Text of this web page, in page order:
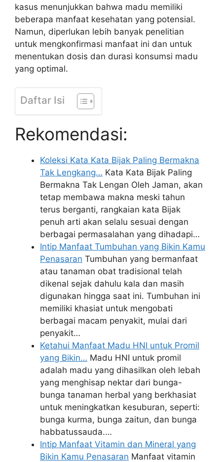
kasus menunjukkan bahwa madu memiliki
beberapa manfaat kesehatan yang potensial.
Namun, diperlukan lebih banyak penelitian
untuk mengkonfirmasi manfaat ini dan untuk
menentukan dosis dan durasi konsumsi madu
yang optimal.
Daftar Isi
Rekomendasi:
Koleksi Kata Kata Bijak Paling Bermakna
Tak Lengkang… Kata Kata Bijak Paling
Bermakna Tak Lengan Oleh Jaman, akan
tetap membawa makna meski tahun
terus berganti, rangkaian kata Bijak
penuh arti akan selalu sesuai dengan
berbagai permasalahan yang dihadapi…
Intip Manfaat Tumbuhan yang Bikin Kamu
Penasaran Tumbuhan yang bermanfaat
atau tanaman obat tradisional telah
dikenal sejak dahulu kala dan masih
digunakan hingga saat ini. Tumbuhan ini
memiliki khasiat untuk mengobati
berbagai macam penyakit, mulai dari
penyakit…
Ketahui Manfaat Madu HNI untuk Promil
yang Bikin… Madu HNI untuk promil
adalah madu yang dihasilkan oleh lebah
yang menghisap nektar dari bunga-
bunga tanaman herbal yang berkhasiat
untuk meningkatkan kesuburan, seperti:
bunga kurma, bunga zaitun, dan bunga
habbatussauda.…
Intip Manfaat Vitamin dan Mineral yang
Bikin Kamu Penasaran Manfaat vitamin